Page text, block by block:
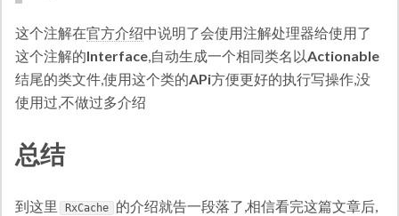
这个注解在官方介绍中说明了会使用注解处理器给使用了
这个注解的Interface ,自动生成一个相同类名以 Actionable
结尾的类文件,使用这个类的APi方便更好的执行写操作,没
使用过,不做过多介绍
总结
到这里 RxCache
的介绍就告一段落了,相信看完这篇文章后,